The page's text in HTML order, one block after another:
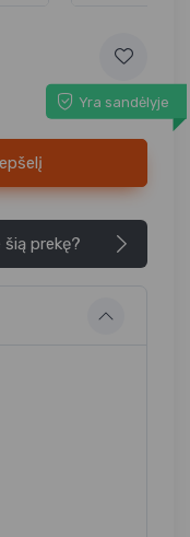
Yra sandėlyje
prekę?